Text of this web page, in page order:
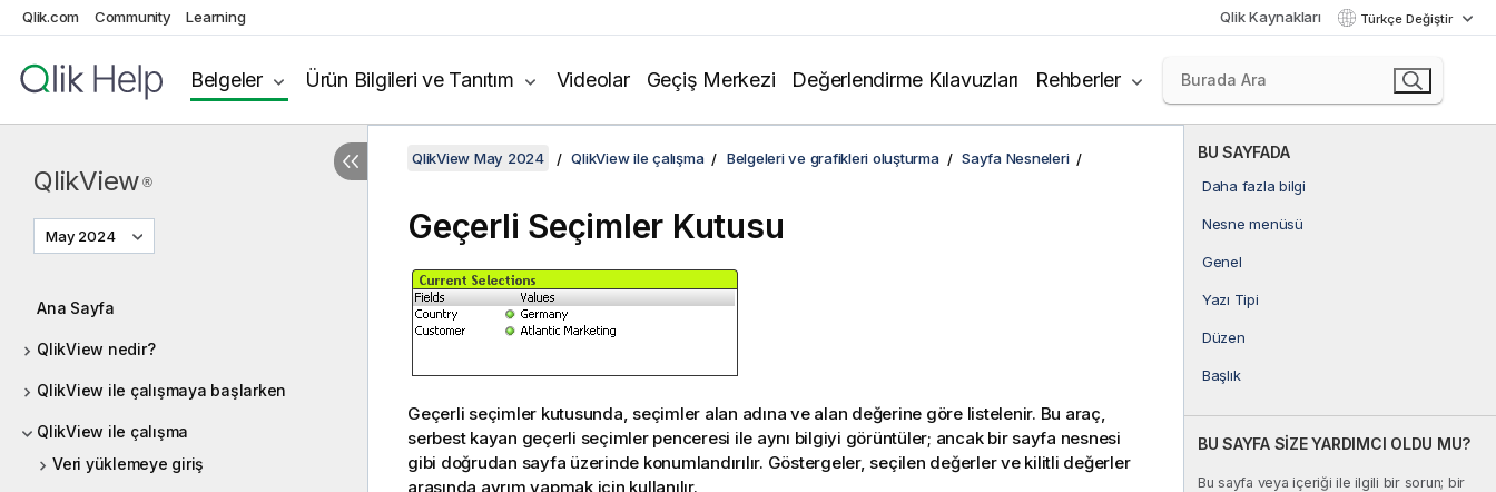
Qlik.com Community Learning Qlik Kaynakları Türkçe Değiştir
Belgeler Ürün Bilgileri ve Tanıtım Videolar Geçiş Merkezi Değerlendirme Kılavuzları Rehberler
QlikView ®
May 2024
Ana Sayfa
QlikView nedir?
QlikView ile çalışmaya başlarken
QlikView ile çalışma
Veri yüklemeye giriş
BU SAYFADA
Daha fazla bilgi
Nesne menüsü
Genel
Yazı Tipi
Düzen
Başlık
BU SAYFA SİZE YARDIMCI OLDU MU?
Bu sayfa veya içeriği ile ilgili bir sorun; bir
QlikView May 2024 QlikView ile çalışma Belgeleri ve grafikleri oluşturma Sayfa Nesneleri
Geçerli Seçimler Kutusu
Geçerli seçimler kutusunda, seçimler alan adına ve alan değerine göre listelenir. Bu araç,
serbest kayan geçerli seçimler penceresi ile aynı bilgiyi görüntüler; ancak bir sayfa nesnesi
gibi doğrudan sayfa üzerinde konumlandırılır. Göstergeler, seçilen değerler ve kilitli değerler
arasında ayrım yapmak için kullanılır.